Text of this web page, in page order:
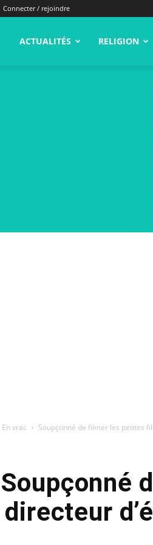
Connecter / rejoindre
ACTUALITÉS RELIGION
En vrac Soupçonné de filmer les petites
Soupçonné
directeur